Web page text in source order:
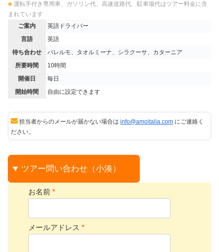
運転手付き専用車、ガソリン代、高速道路代、駐車場代はツアー料金に含
まれています
ご案内
英語ドライバー
言語
英語
待ち合わせ
パレルモ、タオルミーナ、シラクーサ、カターニア
所要時間
10時間
開催日
毎日
開始時間
自由に設定できます
担当者からのメールが届かない場合は info@amoitalia.com にご連絡く
ださい。
ツアー問い合わせ（小湊）
お名前 *
メールアドレス *